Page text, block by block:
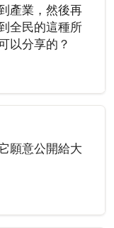
產業，然後再
全民的這種所
以分享的？
願意公開給大